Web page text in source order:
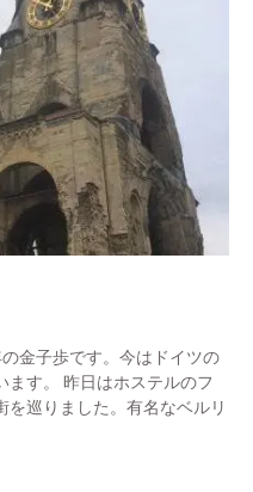
金子歩です。今はドイツの
す。 昨日はホステルのフ
を巡りました。有名なベルリ